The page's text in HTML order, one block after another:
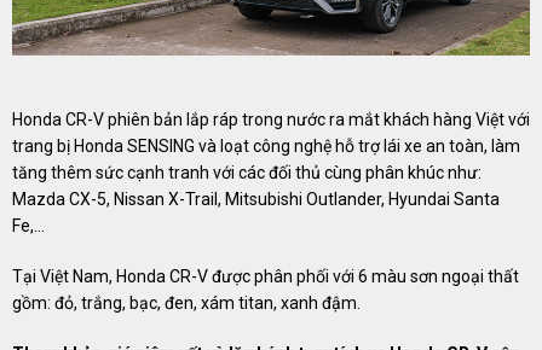
Honda CR-V phiên bản lắp ráp trong nước ra mắt khách hàng Việt với
trang bị Honda SENSING và loạt công nghệ hỗ trợ lái xe an toàn, làm
tăng thêm sức cạnh tranh với các đối thủ cùng phân khúc như:
Mazda CX-5, Nissan X-Trail, Mitsubishi Outlander, Hyundai Santa
Fe,...
Tại Việt Nam, Honda CR-V được phân phối với 6 màu sơn ngoại thất
gồm: đỏ, trắng, bạc, đen, xám titan, xanh đậm.